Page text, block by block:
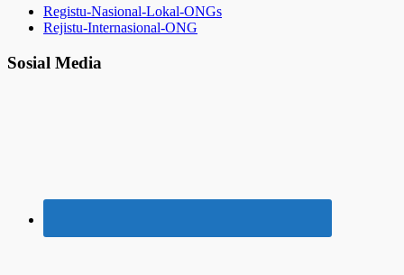
Registu-Nasional-Lokal-ONGs
Rejistu-Internasional-ONG
Sosial Media